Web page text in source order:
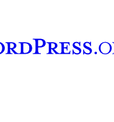
account